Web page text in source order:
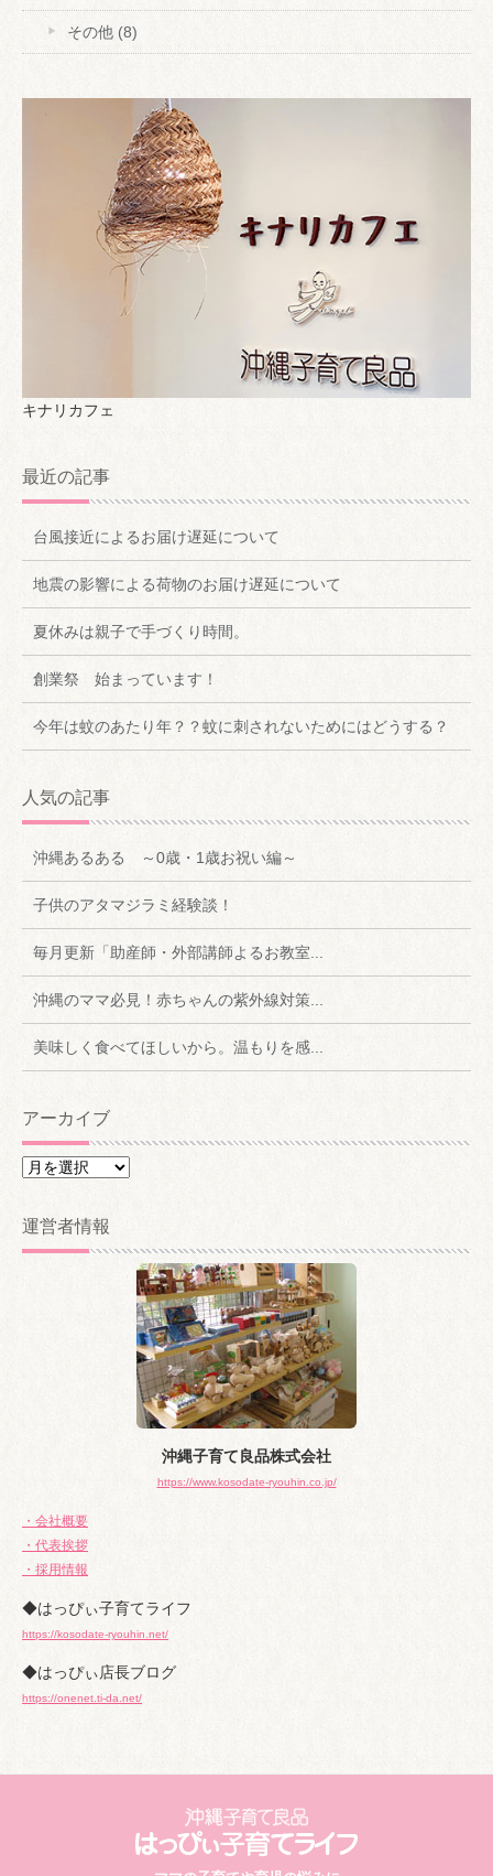
その他 (8)
キナリカフェ
最近の記事
台風接近によるお届け遅延について
地震の影響による荷物のお届け遅延について
夏休みは親子で手づくり時間。
創業祭 始まっています！
今年は蚊のあたり年？？蚊に刺されないためにはどうする？
人気の記事
沖縄あるある ～0歳・1歳お祝い編～
子供のアタマジラミ経験談！
毎月更新「助産師・外部講師よるお教室...
沖縄のママ必見！赤ちゃんの紫外線対策...
美味しく食べてほしいから。温もりを感...
アーカイブ
ア
カ
イ
運営者情報
沖縄子育て良品株式会社
https://www.kosodate-ryouhin.co.jp/
・会社概要
・代表挨拶
・採用情報
◆はっぴぃ子育てライフ
https://kosodate-ryouhin.net/
◆はっぴぃ店長ブログ
https://onenet.ti-da.net/